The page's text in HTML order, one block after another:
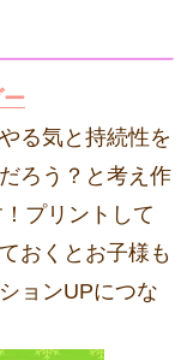
る気と持続性を
ろう？と考え作
プリントして
おくとお子様も
ョンUPにつな